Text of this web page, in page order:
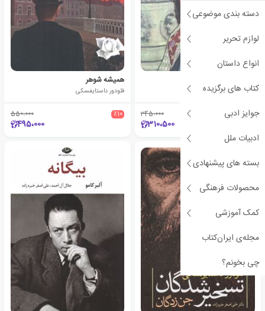
دسته بندی موضوعی
لوازم تحریر
انواع داستان
کتاب های برگزیده
جوایز ادبی
ادبیات ملل
بسته های پیشنهادی
محصولات فرهنگی
کمک آموزشی
مجله‌ی ایران‌کتاب
چی بخونم؟
اونوره دو بالزاک
٪10 345،000
310،500
همیشه شوهر
فئودور داستایفسکی
٪10 550،000
495،000